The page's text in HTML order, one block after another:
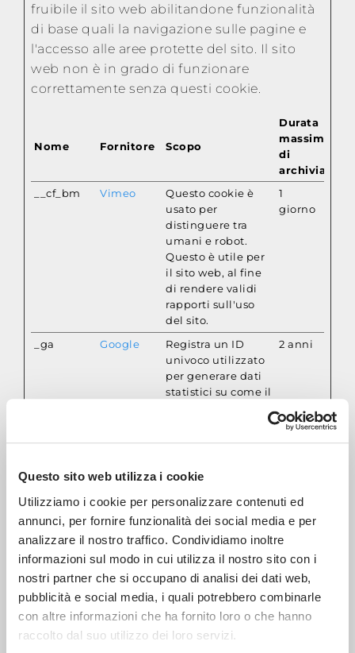
Questo sito web utilizza i cookie
Utilizziamo i cookie per personalizzare contenuti ed
annunci, per fornire funzionalità dei social media e per
analizzare il nostro traffico. Condividiamo inoltre
informazioni sul modo in cui utilizza il nostro sito con i
nostri partner che si occupano di analisi dei dati web,
pubblicità e social media, i quali potrebbero combinarle
con altre informazioni che ha fornito loro o che hanno
raccolto dal suo utilizzo dei loro servizi.
fruibile il sito web abilitandone funzionalità
di base quali la navigazione sulle pagine e
l'accesso alle aree protette del sito. Il sito
web non è in grado di funzionare
correttamente senza questi cookie.
Nome Fornitore Scopo
Durata
massima
di
__cf_bm
Vimeo
Questo cookie è
usato per
distinguere tra
umani e robot.
Questo è utile per
il sito web, al fine
di rendere validi
rapporti sull'uso
del sito.
1
giorno
_ga Google
Registra un ID
univoco utilizzato
per generare dati
statistici su come il
2 anni
_ga_# Google
Utilizzato da
per raccogliere
dati sul numero di
utente ha visitato
il sito internet,
oltre che le dati
per la prima visita
e la visita più
recente.
2 anni
ASP.NET_
www.aerre
Preserva gli stati